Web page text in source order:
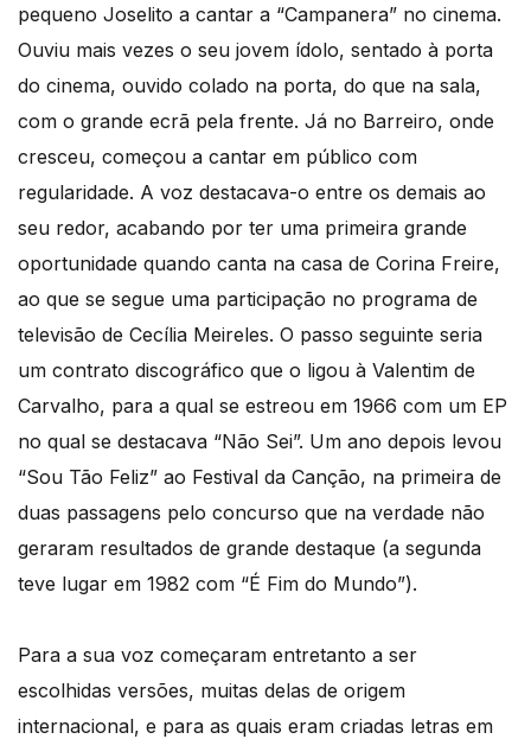
pequeno Joselito a cantar a “Campanera” no cinema.
Ouviu mais vezes o seu jovem ídolo, sentado à porta
do cinema, ouvido colado na porta, do que na sala,
com o grande ecrã pela frente. Já no Barreiro, onde
cresceu, começou a cantar em público com
regularidade. A voz destacava-o entre os demais ao
seu redor, acabando por ter uma primeira grande
oportunidade quando canta na casa de Corina Freire,
ao que se segue uma participação no programa de
televisão de Cecília Meireles. O passo seguinte seria
um contrato discográfico que o ligou à Valentim de
Carvalho, para a qual se estreou em 1966 com um EP
no qual se destacava “Não Sei”. Um ano depois levou
“Sou Tão Feliz” ao Festival da Canção, na primeira de
duas passagens pelo concurso que na verdade não
geraram resultados de grande destaque (a segunda
teve lugar em 1982 com “É Fim do Mundo”).
Para a sua voz começaram entretanto a ser
escolhidas versões, muitas delas de origem
internacional, e para as quais eram criadas letras em